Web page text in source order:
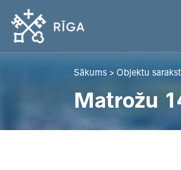
Sākums > Objektu
Matrožu